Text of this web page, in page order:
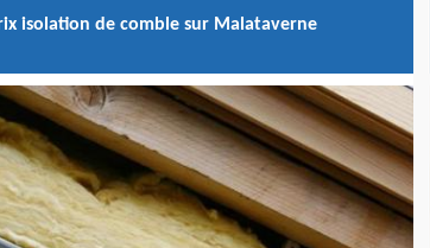
isolation de comble sur Malataverne